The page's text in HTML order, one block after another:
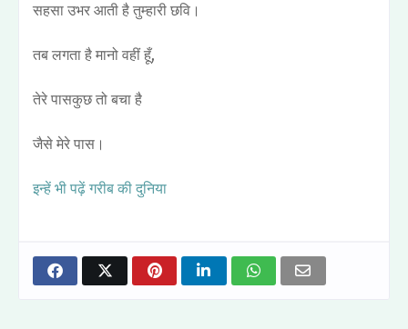
सहसा उभर आती है तुम्हारी छवि।
तब लगता है मानो वहीं हूँ,
तेरे पासकुछ तो बचा है
जैसे मेरे पास।
इन्हें भी पढ़ें गरीब की दुनिया